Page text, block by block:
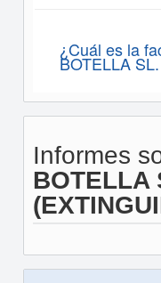
¿Cuál es la
BOTELLA
Informes
BOTELLA